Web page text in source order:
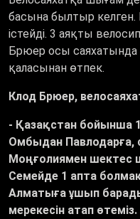
басына былтыр
істейді. 3 аяқты
Брюер осы саяхатында
қаласынан өтпек.
Клод Брюер,
- Қазақстан бойынша
Омбыдан Павлодарға,
Моңғолиямен шектес
Семейде 1 апта
Алматыға ұшып
мерекесін атап